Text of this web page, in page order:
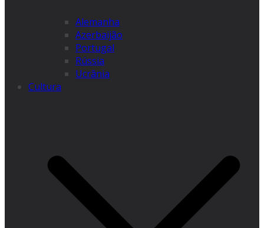
Alemanha
Azerbaijão
Portugal
Rússia
Ucrânia
Cultura